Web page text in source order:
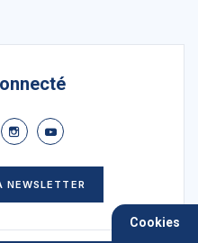
NEWSLETTER
Cookies